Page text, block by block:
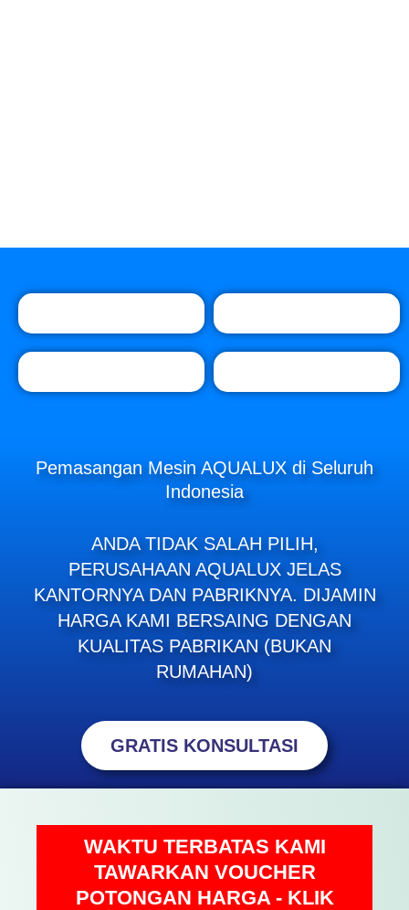
Pemasangan Mesin AQUALUX di Seluruh
Indonesia
ANDA TIDAK SALAH PILIH,
PERUSAHAAN AQUALUX JELAS
KANTORNYA DAN PABRIKNYA. DIJAMIN
HARGA KAMI BERSAING DENGAN
KUALITAS PABRIKAN (BUKAN
RUMAHAN)
GRATIS KONSULTASI
WAKTU TERBATAS KAMI
TAWARKAN VOUCHER
POTONGAN HARGA - KLIK